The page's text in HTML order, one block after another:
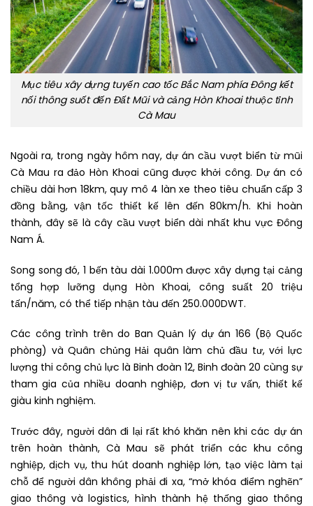
Mục tiêu xây dựng tuyến cao tốc Bắc Nam phía Đông kết
nối thông suốt đến Đất Mũi và cảng Hòn Khoai thuộc tỉnh
Cà Mau
Ngoài ra, trong ngày hôm nay, dự án cầu vượt biển từ mũi
Cà Mau ra đảo Hòn Khoai cũng được khởi công. Dự án có
chiều dài hơn 18km, quy mô 4 làn xe theo tiêu chuẩn cấp 3
đồng bằng, vận tốc thiết kế lên đến 80km/h. Khi hoàn
thành, đây sẽ là cây cầu vượt biển dài nhất khu vực Đông
Nam Á.
Song song đó, 1 bến tàu dài 1.000m được xây dựng tại cảng
tổng hợp lưỡng dụng Hòn Khoai, công suất 20 triệu
tấn/năm, có thể tiếp nhận tàu đến 250.000DWT.
Các công trình trên do Ban Quản lý dự án 166 (Bộ Quốc
phòng) và Quân chủng Hải quân làm chủ đầu tư, với lực
lượng thi công chủ lực là Binh đoàn 12, Binh đoàn 20 cùng sự
tham gia của nhiều doanh nghiệp, đơn vị tư vấn, thiết kế
giàu kinh nghiệm.
Trước đây, người dân đi lại rất khó khăn nên khi các dự án
trên hoàn thành, Cà Mau sẽ phát triển các khu công
nghiệp, dịch vụ, thu hút doanh nghiệp lớn, tạo việc làm tại
chỗ để người dân không phải đi xa, “mở khóa điểm nghẽn”
giao thông và logistics, hình thành hệ thống giao thông